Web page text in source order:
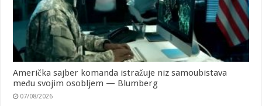
Američka sajber komanda istražuje niz samoubistava
među svojim osobljem — Blumberg
07/08/2026